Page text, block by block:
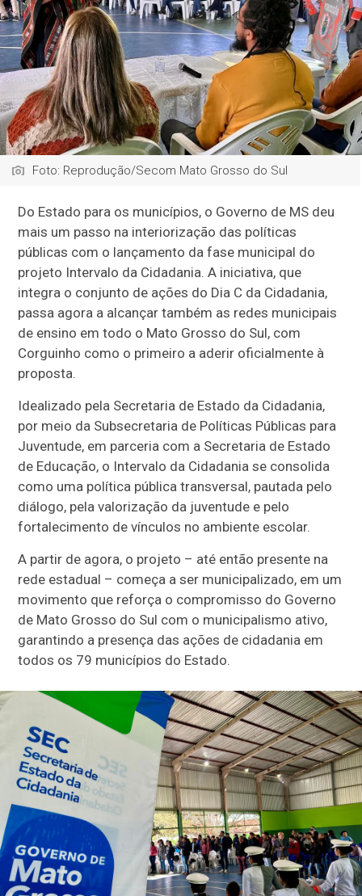
Foto: Reprodução/Secom Mato Grosso do Sul
Do Estado para os municípios, o Governo de MS deu
mais um passo na interiorização das políticas
públicas com o lançamento da fase municipal do
projeto Intervalo da Cidadania. A iniciativa, que
integra o conjunto de ações do Dia C da Cidadania,
passa agora a alcançar também as redes municipais
de ensino em todo o Mato Grosso do Sul, com
Corguinho como o primeiro a aderir oficialmente à
proposta.
Idealizado pela Secretaria de Estado da Cidadania,
por meio da Subsecretaria de Políticas Públicas para
Juventude, em parceria com a Secretaria de Estado
de Educação, o Intervalo da Cidadania se consolida
como uma política pública transversal, pautada pelo
diálogo, pela valorização da juventude e pelo
fortalecimento de vínculos no ambiente escolar.
A partir de agora, o projeto – até então presente na
rede estadual – começa a ser municipalizado, em um
movimento que reforça o compromisso do Governo
de Mato Grosso do Sul com o municipalismo ativo,
garantindo a presença das ações de cidadania em
todos os 79 municípios do Estado.